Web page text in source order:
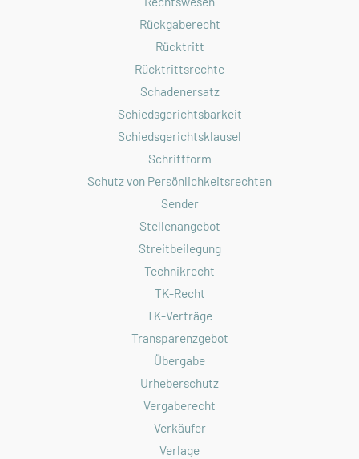
Rückgaberecht
Rücktritt
Rücktrittsrechte
Schadenersatz
Schiedsgerichtsbarkeit
Schiedsgerichtsklausel
Schriftform
Schutz von Persönlichkeitsrechten
Sender
Stellenangebot
Streitbeilegung
Technikrecht
TK-Recht
TK-Verträge
Transparenzgebot
Übergabe
Urheberschutz
Vergaberecht
Verkäufer
Verlage